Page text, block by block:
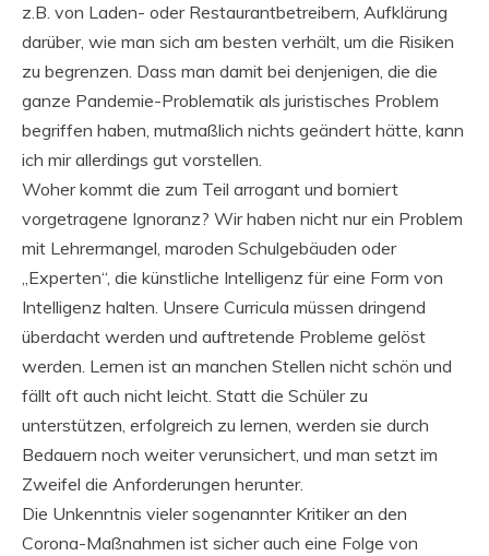
z.B. von Laden- oder Restaurantbetreibern, Aufklärung
darüber, wie man sich am besten verhält, um die Risiken
zu begrenzen. Dass man damit bei denjenigen, die die
ganze Pandemie-Problematik als juristisches Problem
begriffen haben, mutmaßlich nichts geändert hätte, kann
ich mir allerdings gut vorstellen.
Woher kommt die zum Teil arrogant und borniert
vorgetragene Ignoranz? Wir haben nicht nur ein Problem
mit Lehrermangel, maroden Schulgebäuden oder
„Experten“, die künstliche Intelligenz für eine Form von
Intelligenz halten. Unsere Curricula müssen dringend
überdacht werden und auftretende Probleme gelöst
werden. Lernen ist an manchen Stellen nicht schön und
fällt oft auch nicht leicht. Statt die Schüler zu
unterstützen, erfolgreich zu lernen, werden sie durch
Bedauern noch weiter verunsichert, und man setzt im
Zweifel die Anforderungen herunter.
Die Unkenntnis vieler sogenannter Kritiker an den
Corona-Maßnahmen ist sicher auch eine Folge von